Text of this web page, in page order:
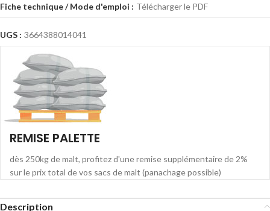
Fiche technique / Mode d'emploi : Télécharger le PDF
UGS : 3664388014041
REMISE PALETTE
dès 250kg de malt, profitez d'une remise supplémentaire de 2%
sur le prix total de vos sacs de malt (panachage possible)
Description